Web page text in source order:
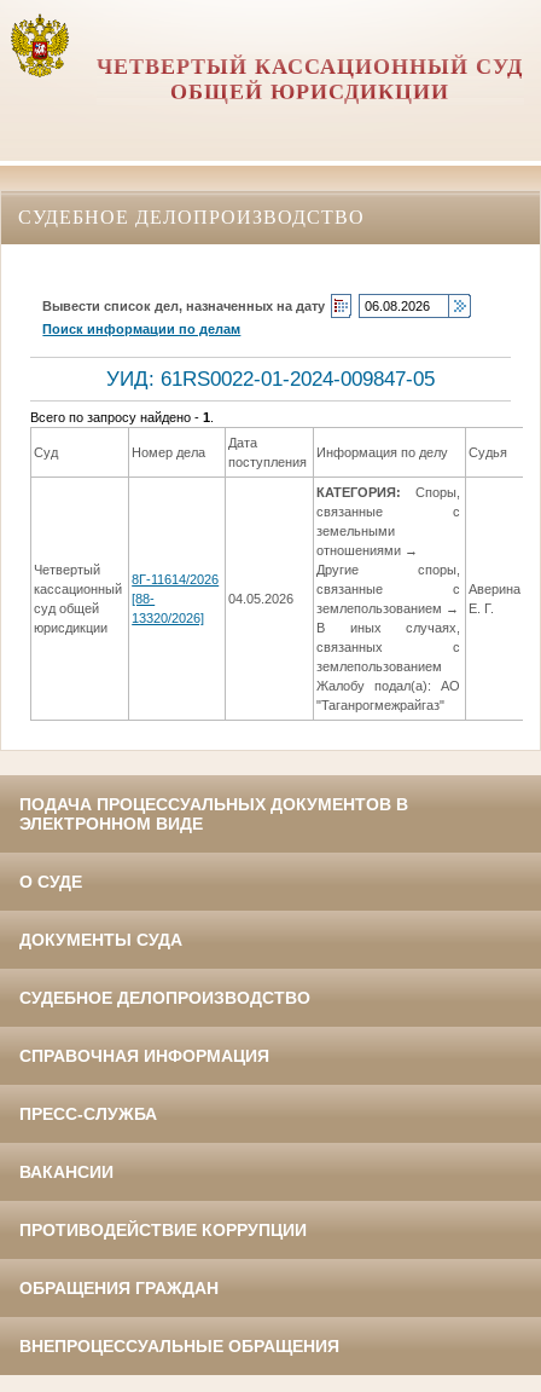
ЧЕТВЕРТЫЙ КАССАЦИОННЫЙ СУД
ОБЩЕЙ ЮРИСДИКЦИИ
СУДЕБНОЕ ДЕЛОПРОИЗВОДСТВО
Вывести список дел, назначенных на дату
Поиск информации по делам
УИД: 61RS0022-01-2024-009847-05
Всего по запросу найдено -1
Суд Номер дела
Дата
поступления
Информация по делу Судья
Четвертый
кассационный
суд общей
юрисдикции
8Г-11614/2026
[88-
13320/2026]
04.05.2026
КАТЕГОРИЯ:
Споры,
связанные с
земельными
отношениями →
Другие споры,
связанные с
землепользованием →
В иных случаях,
связанных с
землепользованием
Жалобу подал(а): АО
"Таганрогмежрайгаз"
Аверина
Е. Г.
ПОДАЧА ПРОЦЕССУАЛЬНЫХ ДОКУМЕНТОВ В
ЭЛЕКТРОННОМ ВИДЕ
О СУДЕ
ДОКУМЕНТЫ СУДА
СУДЕБНОЕ ДЕЛОПРОИЗВОДСТВО
СПРАВОЧНАЯ ИНФОРМАЦИЯ
ПРЕСС-СЛУЖБА
ВАКАНСИИ
ПРОТИВОДЕЙСТВИЕ КОРРУПЦИИ
ОБРАЩЕНИЯ ГРАЖДАН
ВНЕПРОЦЕССУАЛЬНЫЕ ОБРАЩЕНИЯ